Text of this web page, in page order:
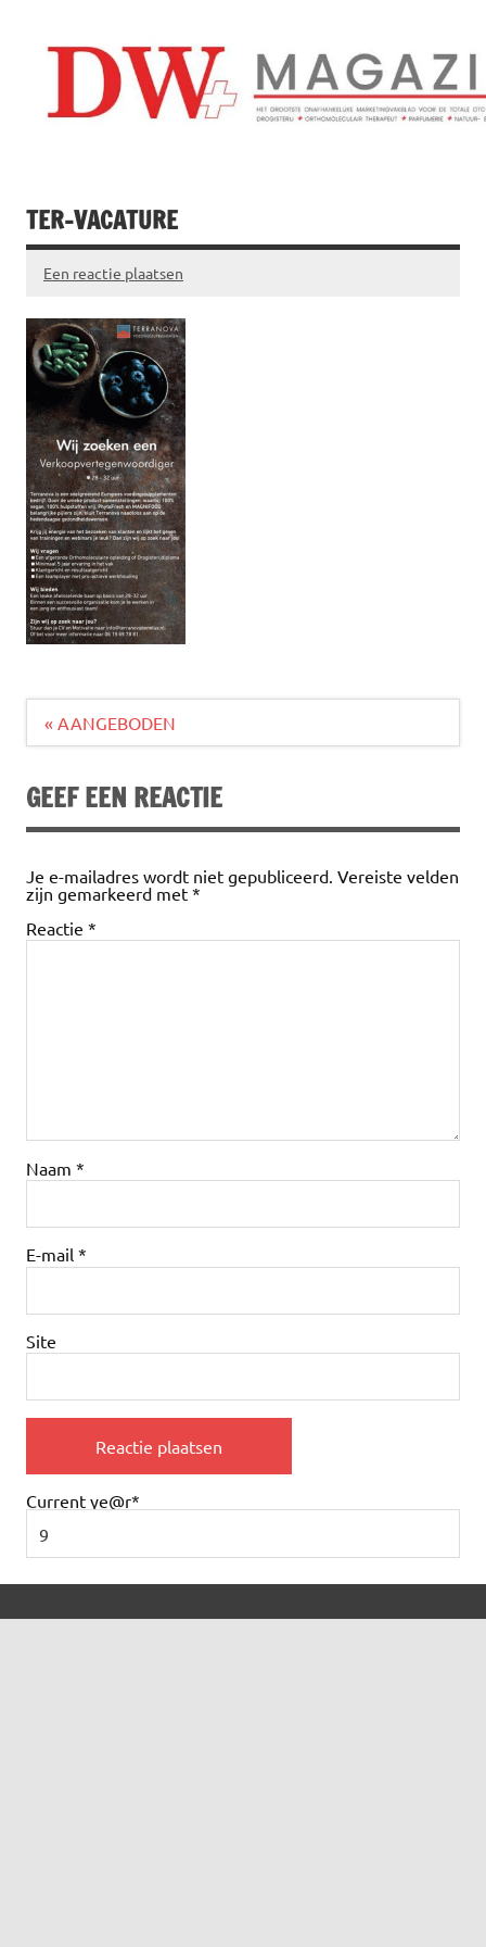
inhoud
TER-VACATURE
Een reactie plaatsen
Bericht
« AANGEBODEN
GEEF EEN REACTIE
Je e-mailadres wordt niet gepubliceerd. Vereiste velden
zijn gemarkeerd met *
Reactie *
Naam *
E-mail *
Site
Current ye@r*